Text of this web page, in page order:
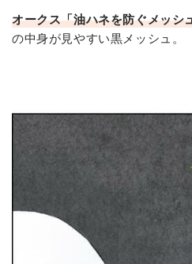
オークス「油ハネを防ぐメッシ
の中身が見やすい黒メッシュ。